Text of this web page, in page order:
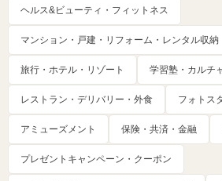
ヘルス&ビューティ・フィットネス
マンション・戸建・リフォーム・レンタル収納
旅行・ホテル・リゾート 学習塾・カルチ
レストラン・デリバリー・外食 フォトス
アミューズメント 保険・共済・金融
プレゼントキャンペーン・クーポン